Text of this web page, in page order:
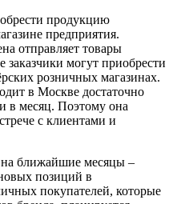
продукцию
предприятия.
отправляет товары
могут приобрести
розничных магазинах.
в Москве достаточно
в месяц. Поэтому она
с клиентами и
ближайшие месяцы –
позиций в
покупателей, которые